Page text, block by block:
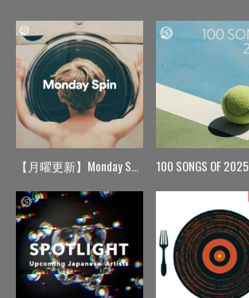
【月曜更新】Monday Spin 100 SONGS OF 2025